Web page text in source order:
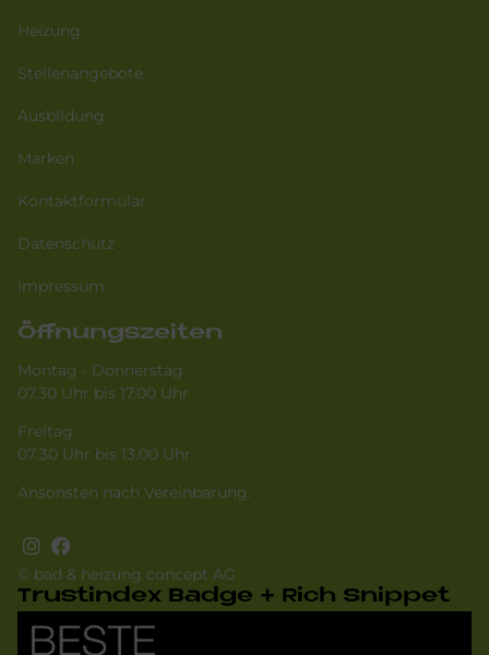
© bad & heizung concept AG
Tru­st­in­dex Badge + Rich Snip­pet
Heizung
Stellenangebote
Ausbildung
Marken
Kontaktformular
Datenschutz
Impressum
Öffnungszeiten
Montag - Donnerstag
07.30 Uhr bis 17.00 Uhr
Freitag
07:30 Uhr bis 13.00 Uhr
Ansonsten nach Vereinbarung.